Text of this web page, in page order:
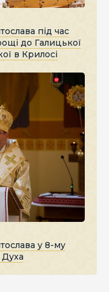
під час
до Галицької
в Крилосі
у 8-му
Духа